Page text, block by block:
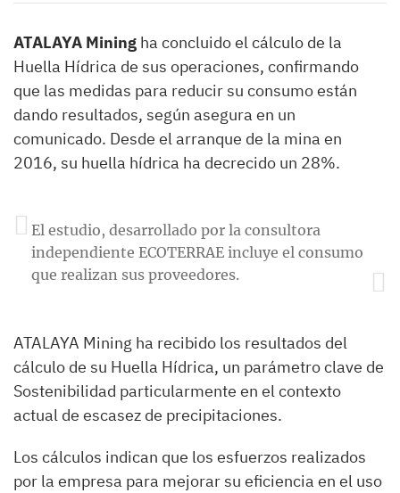
ATALAYA Mining ha concluido el cálculo de la
Huella Hídrica de sus operaciones, confirmando
que las medidas para reducir su consumo están
dando resultados, según asegura en un
comunicado. Desde el arranque de la mina en
2016, su huella hídrica ha decrecido un 28%.
El estudio, desarrollado por la consultora
independiente ECOTERRAE incluye el consumo
que realizan sus proveedores.
ATALAYA Mining ha recibido los resultados del
cálculo de su Huella Hídrica, un parámetro clave de
Sostenibilidad particularmente en el contexto
actual de escasez de precipitaciones.
Los cálculos indican que los esfuerzos realizados
por la empresa para mejorar su eficiencia en el uso